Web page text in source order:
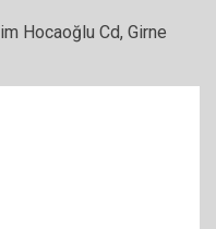
Hocaoğlu Cd, Girne